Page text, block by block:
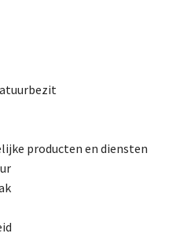
producten en diensten
Provincies